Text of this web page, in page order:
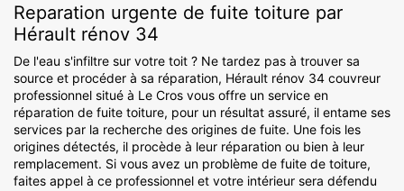
Reparation urgente de fuite toiture par
Hérault rénov 34
De l'eau s'infiltre sur votre toit ? Ne tardez pas à trouver sa
source et procéder à sa réparation, Hérault rénov 34 couvreur
professionnel situé à Le Cros vous offre un service en
réparation de fuite toiture, pour un résultat assuré, il entame ses
services par la recherche des origines de fuite. Une fois les
origines détectés, il procède à leur réparation ou bien à leur
remplacement. Si vous avez un problème de fuite de toiture,
faites appel à ce professionnel et votre intérieur sera défendu